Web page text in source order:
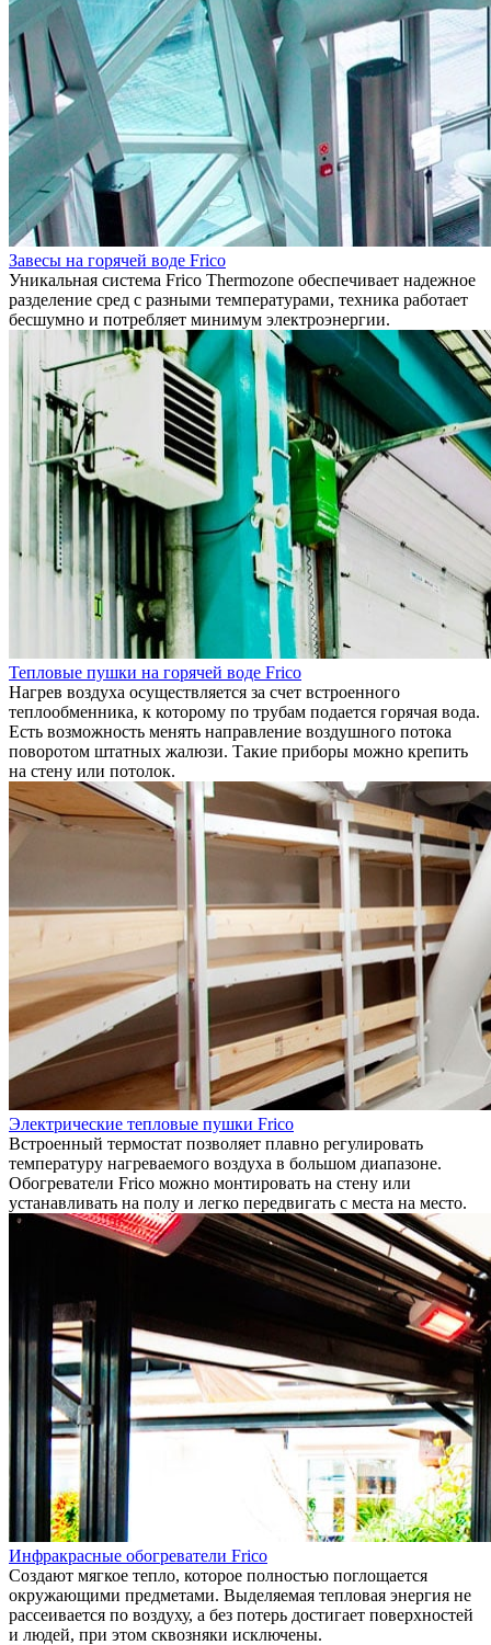
Завесы на горячей воде Frico
Уникальная система Frico Thermozone обеспечивает надежное
разделение сред с разными температурами, техника работает
бесшумно и потребляет минимум электроэнергии.
Тепловые пушки на горячей воде Frico
Нагрев воздуха осуществляется за счет встроенного
теплообменника, к которому по трубам подается горячая вода.
Есть возможность менять направление воздушного потока
поворотом штатных жалюзи. Такие приборы можно крепить
на стену или потолок.
Электрические тепловые пушки Frico
Встроенный термостат позволяет плавно регулировать
температуру нагреваемого воздуха в большом диапазоне.
Обогреватели Frico можно монтировать на стену или
устанавливать на полу и легко передвигать с места на место.
Инфракрасные обогреватели Frico
Создают мягкое тепло, которое полностью поглощается
окружающими предметами. Выделяемая тепловая энергия не
рассеивается по воздуху, а без потерь достигает поверхностей
и людей, при этом сквозняки исключены.